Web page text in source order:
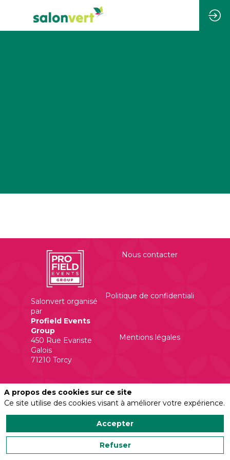
Salonvert organisé
par
Profield Events
Group
450 Rue Evariste
Galois
Nous contacter
Politique de confidentialité
Mentions légales
Powered by
A propos des cookies sur ce site
Ce site utilise des cookies visant à améliorer votre expérience.
Accepter
Refuser